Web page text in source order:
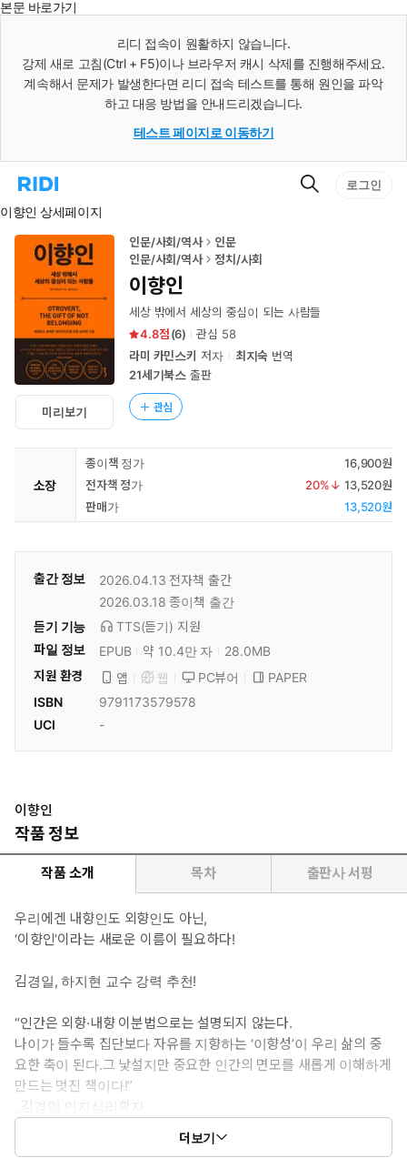
본문 바로가기
리디 접속이 원활하지 않습니다.
강제 새로 고침(Ctrl + F5)이나 브라우저 캐시 삭제를 진행해주세요.
계속해서 문제가 발생한다면 리디 접속 테스트를 통해 원인을 파악
하고 대응 방법을 안내드리겠습니다.
테스트 페이지로 이동하기
리
홈
로
검
로그인
이향인 상세페이지
미리보기
인문/사회/역사
인문
인문/사회/역사
정치/사회
이향인
세상 밖에서 세상의 중심이 되는 사람들
4.8
(6) 관심 58
라미 카민스키
저자 최지숙 번역
21세기북스 출판
관심
소장
종이책 정가
16,900원
전자책 정가
20%↓ 13,520원
판매가
13,520원
출간 정보 2026.04.13 전자책 출간
2026.03.18 종이책 출간
듣기 기능
TTS(듣기) 지원
파일 정보
EPUB 약 10.4만 자
28.0MB
지원 환경
앱 웹 PC뷰어
PAPER
ISBN
9791173579578
UCI
-
이향인
작품 정보
작품 소개 목차 출판사 서평
우리에겐 내향인도 외향인도 아닌,
‘이향인’이라는 새로운 이름이 필요하다!
김경일, 하지현 교수 강력 추천!
“인간은 외향·내향 이분법으로는 설명되지 않는다.
나이가 들수록 집단보다 자유를 지향하는 ‘이향성’이 우리 삶의 중
요한 축이 된다.그 낯설지만 중요한 인간의 면모를 새롭게 이해하게
만드는 멋진 책이다!”
_김경일 인지심리학자
더보기